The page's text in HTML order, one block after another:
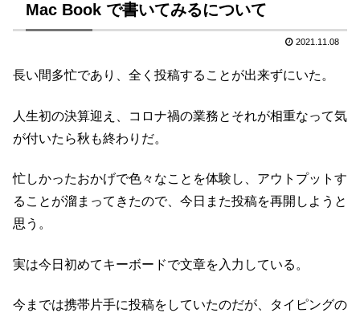
Mac Book で書いてみるについて
2021.11.08
長い間多忙であり、全く投稿することが出来ずにいた。
人生初の決算迎え、コロナ禍の業務とそれが相重なって気
が付いたら秋も終わりだ。
忙しかったおかげで色々なことを体験し、アウトプットす
ることが溜まってきたので、今日また投稿を再開しようと
思う。
実は今日初めてキーボードで文章を入力している。
今までは携帯片手に投稿をしていたのだが、タイピングの